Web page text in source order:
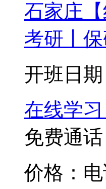
石家庄
考研丨
开班日
在线学习
免费通话
价格：